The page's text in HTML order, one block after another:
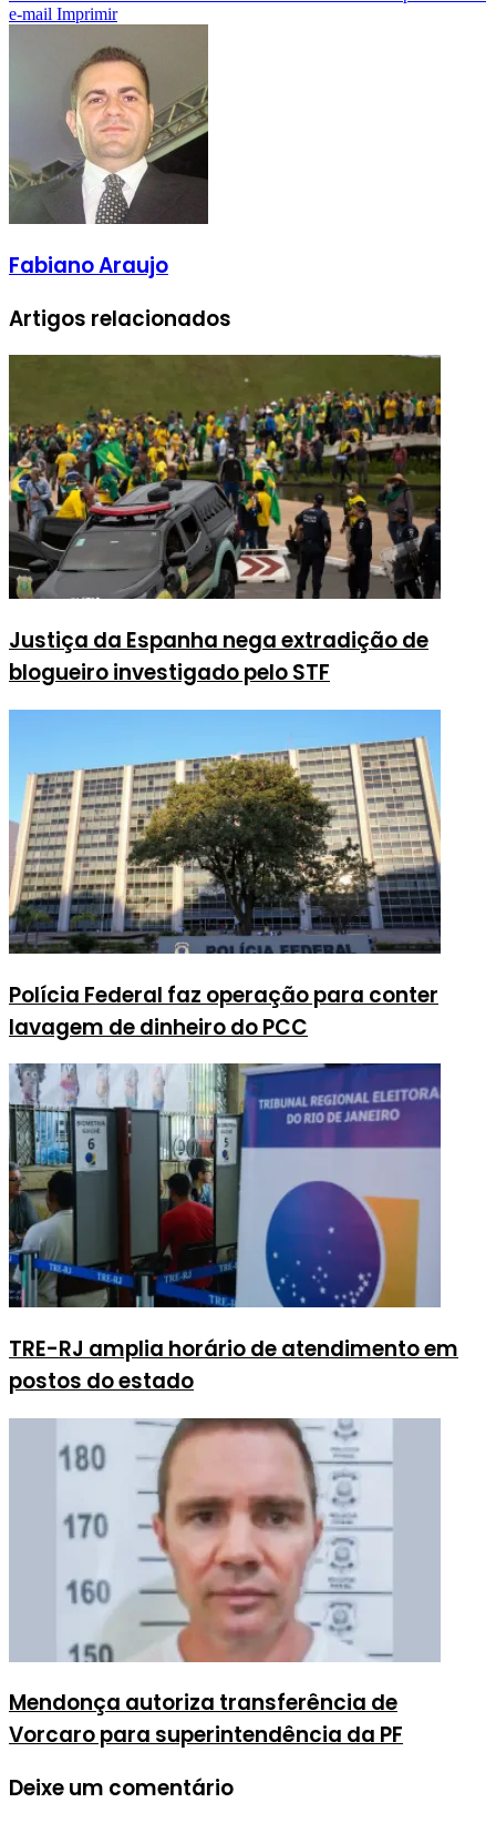
e-mail Imprimir
Fabiano Araujo
Artigos relacionados
Justiça da Espanha nega extradição de
blogueiro investigado pelo STF
Polícia Federal faz operação para conter
lavagem de dinheiro do PCC
TRE-RJ amplia horário de atendimento em
postos do estado
Mendonça autoriza transferência de
Vorcaro para superintendência da PF
Deixe um comentário